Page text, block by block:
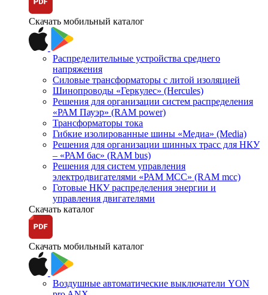
Скачать мобильный каталог
Распределительные устройства среднего
напряжения
Силовые трансформаторы с литой изоляцией
Шинопроводы «Геркулес» (Hercules)
Решения для организации систем распределения
«РАМ Пауэр» (RAM power)
Трансформаторы тока
Гибкие изолированные шины «Медиа» (Media)
Решения для организации шинных трасс для НКУ
– «РАМ бас» (RAM bus)
Решения для систем управления
электродвигателями «РАМ МСС» (RAM mcc)
Готовые НКУ распределения энергии и
управления двигателями
Скачать каталог
Скачать мобильный каталог
Воздушные автоматические выключатели YON